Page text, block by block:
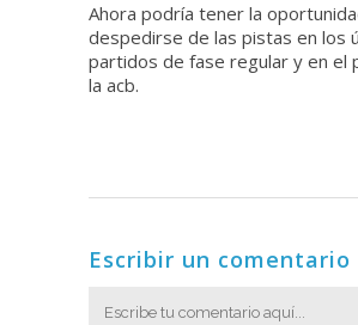
Ahora podría tener la
despedirse de las pistas en los
partidos de fase regular y en el
la acb.
Escribir un comentario